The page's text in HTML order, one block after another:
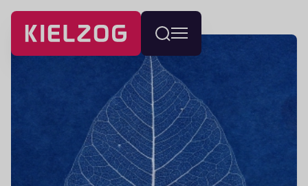
Navigatie
overslaan
Wissel
menu